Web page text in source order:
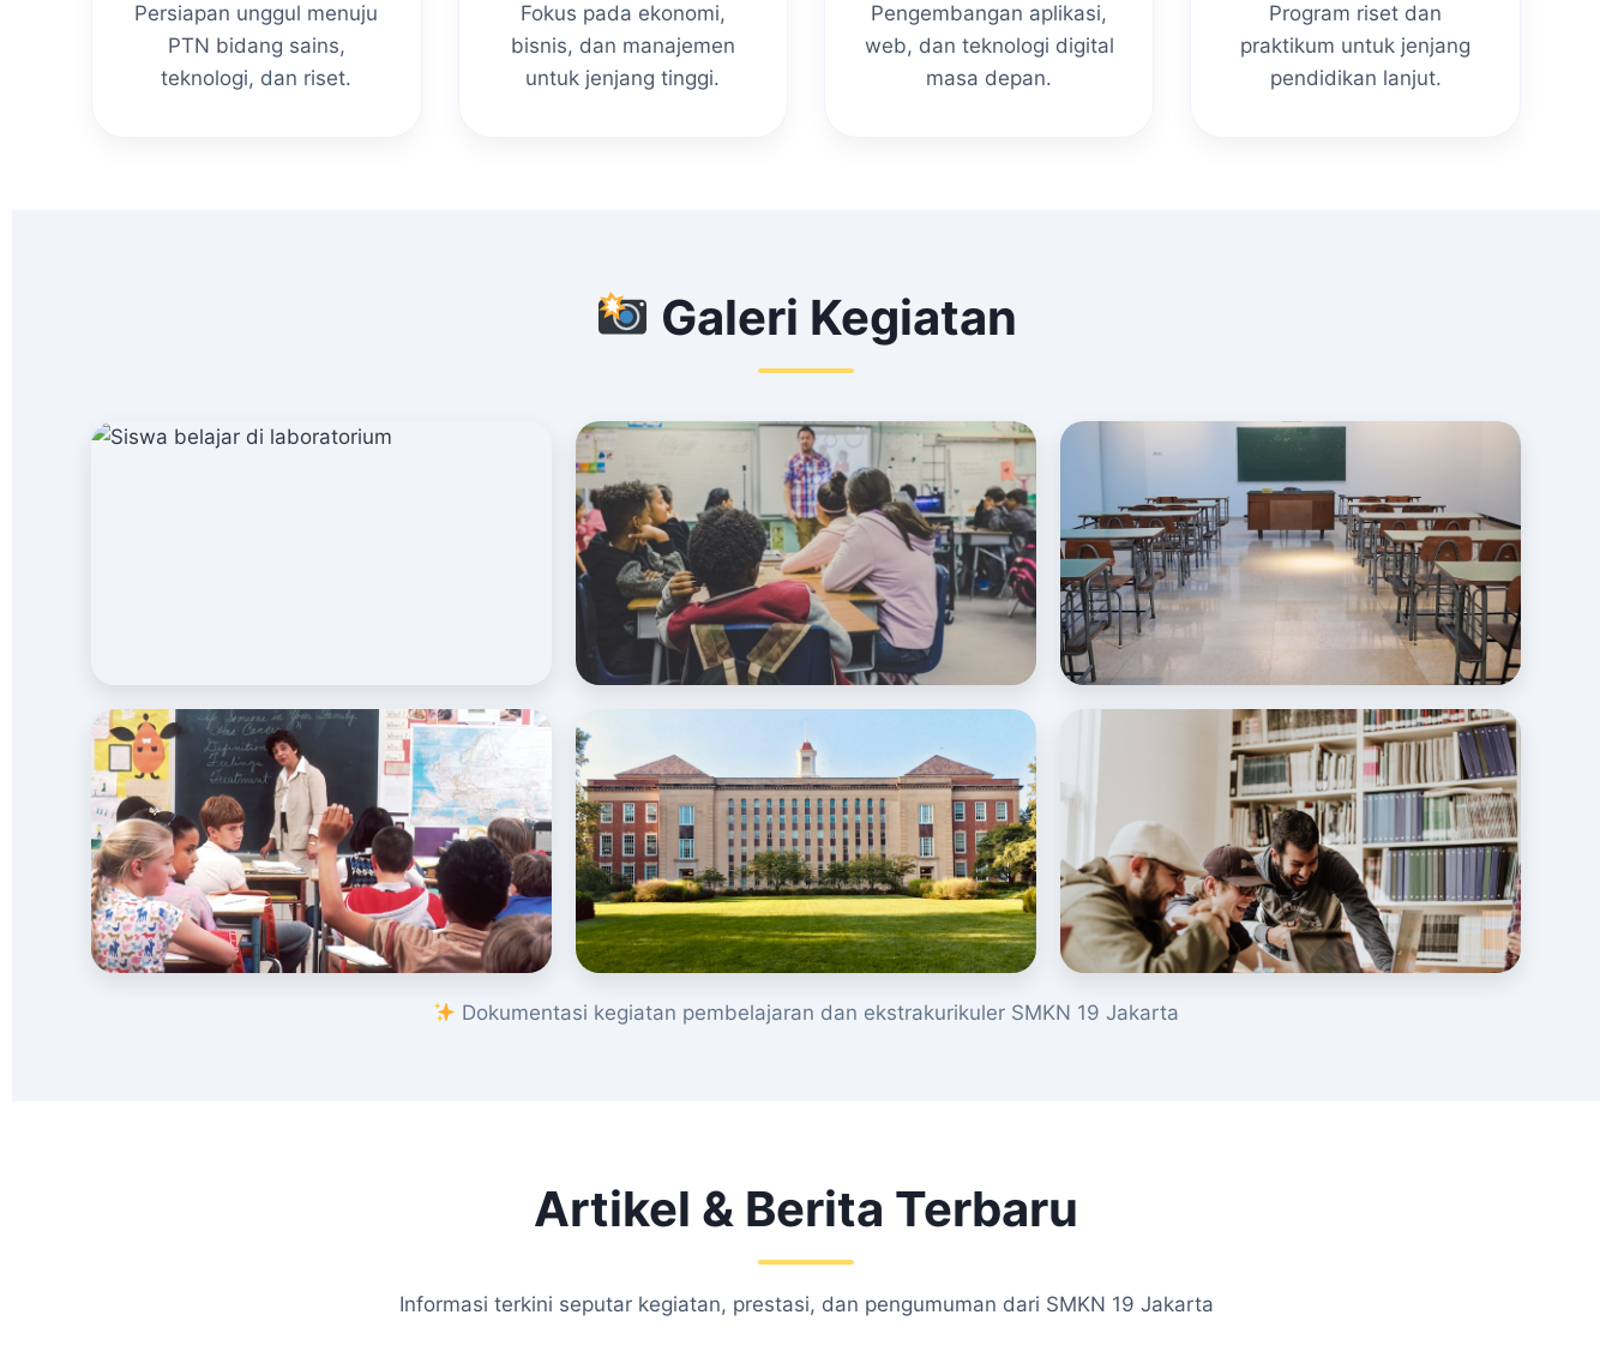
Persiapan unggul menuju
PTN bidang sains,
teknologi, dan riset.
Fokus pada ekonomi,
bisnis, dan manajemen
untuk jenjang tinggi.
Pengembangan aplikasi,
web, dan teknologi digital
masa depan.
Program riset dan
praktikum untuk jenjang
pendidikan lanjut.
Galeri Kegiatan
Dokumentasi kegiatan pembelajaran dan ekstrakurikuler SMKN 19 Jakarta
Artikel & Berita Terbaru
Informasi terkini seputar kegiatan, prestasi, dan pengumuman dari SMKN 19 Jakarta